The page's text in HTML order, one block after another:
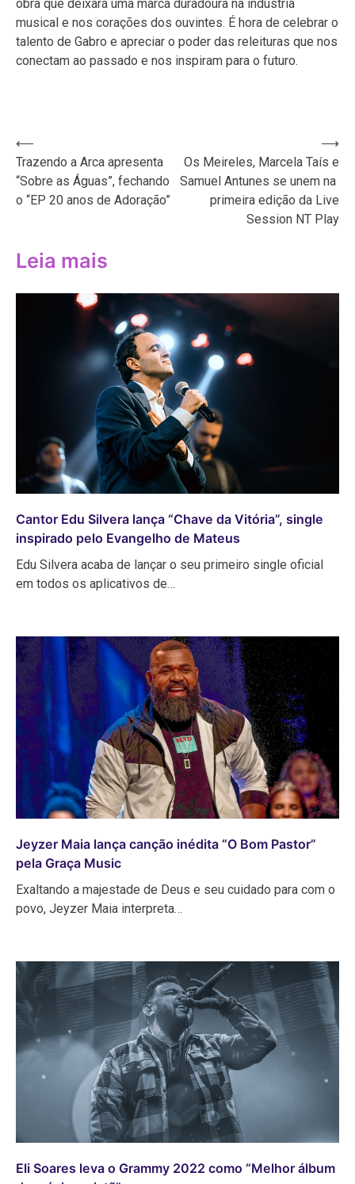
obra que deixará uma marca duradoura na indústria
musical e nos corações dos ouvintes. É hora de celebrar o
talento de Gabro e apreciar o poder das releituras que nos
conectam ao passado e nos inspiram para o futuro.
Navegação
de
Post
⟵
Trazendo a Arca apresenta
“Sobre as Águas”, fechando
o “EP 20 anos de Adoração”
Os Meireles, Marcela Taís e
Samuel Antunes se unem na
primeira edição da Live
Session NT Play
⟶
Leia mais
Cantor Edu Silvera lança “Chave da Vitória”, single
inspirado pelo Evangelho de Mateus
​​​​​​​Edu Silvera acaba de lançar o seu primeiro single oficial
em todos os aplicativos de…
Jeyzer Maia lança canção inédita “O Bom Pastor”
pela Graça Music
Exaltando a majestade de Deus e seu cuidado para com o
povo, Jeyzer Maia interpreta…
Eli Soares leva o Grammy 2022 como “Melhor álbum